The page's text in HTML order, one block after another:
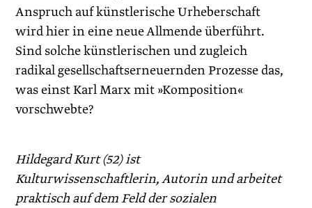
Anspruch auf künstlerische Urheberschaft
wird hier in eine neue Allmende überführt.
Sind solche künstlerischen und zugleich
radikal gesellschaftserneuernden Prozesse das,
was einst Karl Marx mit »Komposition«
vorschwebte?
Hildegard Kurt (52) ist
Kulturwissenschaftlerin, Autorin und arbeitet
praktisch auf dem Feld der sozialen